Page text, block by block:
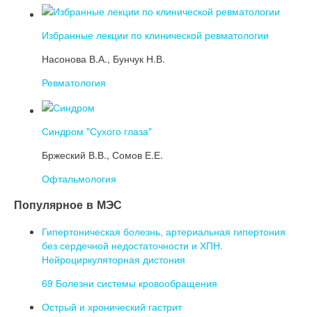
Избранные лекции по клинической ревматологии
Насонова В.А., Бунчук Н.В.
Ревматология
Синдром "Сухого глаза"
Бржеский В.В., Сомов Е.Е.
Офтальмология
Популярное в МЭС
Гипертоническая болезнь, артериальная гипертония
без сердечной недостаточности и ХПН.
Нейроциркуляторная дистония
69 Болезни системы кровообращения
Острый и хронический гастрит